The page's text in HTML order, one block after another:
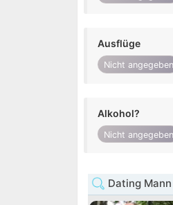
Ausflüge
Nicht angegeben
Alkohol?
Nicht angegeben
Dating